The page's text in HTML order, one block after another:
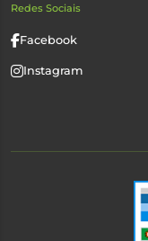
Redes Sociais
Facebook
Instagram